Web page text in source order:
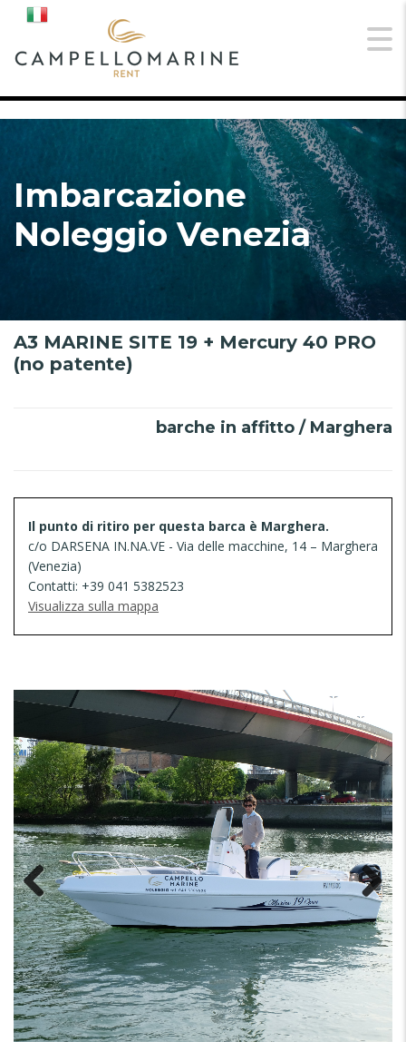
Imbarcazione
Noleggio Venezia
A3 MARINE SITE 19 + Mercury 40 PRO
(no patente)
barche in affitto / Marghera
Il punto di ritiro per questa barca è Marghera.
c/o DARSENA IN.NA.VE - Via delle macchine, 14 – Marghera
(Venezia)
Contatti: +39 041 5382523
Visualizza sulla mappa